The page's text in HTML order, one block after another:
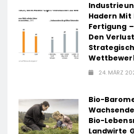
Hadern Mit
Fertigung
Den
24. MÄRZ
Bio-
Bio-
Landwirte